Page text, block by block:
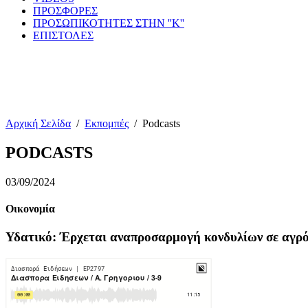
ΠΡΟΣΦΟΡΕΣ
ΠΡΟΣΩΠΙΚΟΤΗΤΕΣ ΣΤΗΝ ''Κ''
ΕΠΙΣΤΟΛΕΣ
Αρχική Σελίδα / Εκπομπές / Podcasts
PODCASTS
03/09/2024
Οικονομία
Υδατικό: Έρχεται αναπροσαρμογή κονδυλίων σε